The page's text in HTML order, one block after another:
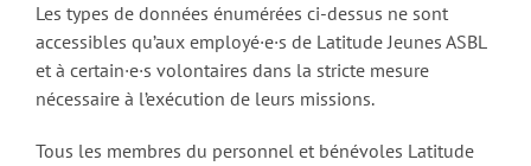
Les types de données énumérées ci-dessus ne sont
accessibles qu’aux employé·e·s de Latitude Jeunes ASBL
et à certain·e·s volontaires dans la stricte mesure
nécessaire à l’exécution de leurs missions.
Tous les membres du personnel et bénévoles Latitude